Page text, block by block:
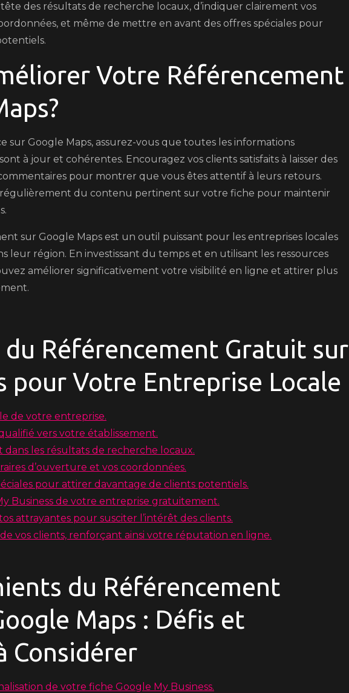
des résultats de recherche locaux, d’indiquer clairement vos
et même de mettre en avant des offres spéciales pour
Votre Référencement
sur Google Maps, assurez-vous que toutes les informations
à jour et cohérentes. Encouragez vos clients satisfaits à laisser des
pour montrer que vous êtes attentif à leurs retours.
régulièrement du contenu pertinent sur votre fiche pour maintenir
sur Google Maps est un outil puissant pour les entreprises locales
leur région. En investissant du temps et en utilisant les ressources
améliorer significativement votre visibilité en ligne et attirer plus
du Référencement Gratuit sur
pour Votre Entreprise Locale
de votre entreprise.
vers votre établissement.
dans les résultats de recherche locaux.
d’ouverture et vos coordonnées.
pour attirer davantage de clients potentiels.
Business de votre entreprise gratuitement.
attrayantes pour susciter l’intérêt des clients.
vos clients, renforçant ainsi votre réputation en ligne.
du Référencement
Maps : Défis et
Considérer
de votre fiche Google My Business.